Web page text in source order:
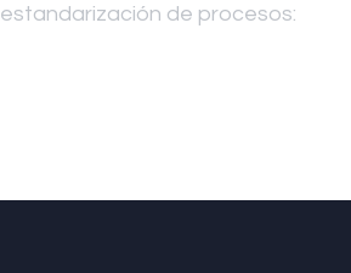
estandarización de procesos: